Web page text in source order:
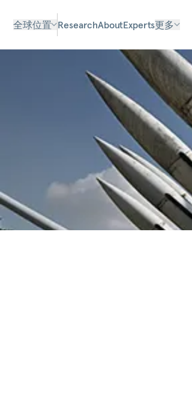
全球位置 ResearchAboutExperts更多